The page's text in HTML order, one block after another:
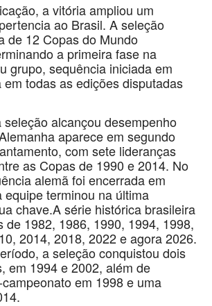
a vitória ampliou um
ao Brasil. A seleção
de 12 Copas do Mundo
a primeira fase na
grupo, sequência iniciada em
em todas as edições disputadas
seleção alcançou desempenho
aparece em segundo
com sete lideranças
as Copas de 1990 e 2014. No
alemã foi encerrada em
equipe terminou na última
chave.A série histórica brasileira
de 1982, 1986, 1990, 1994, 1998,
2014, 2018, 2022 e agora 2026.
a seleção conquistou dois
em 1994 e 2002, além de
em 1998 e uma